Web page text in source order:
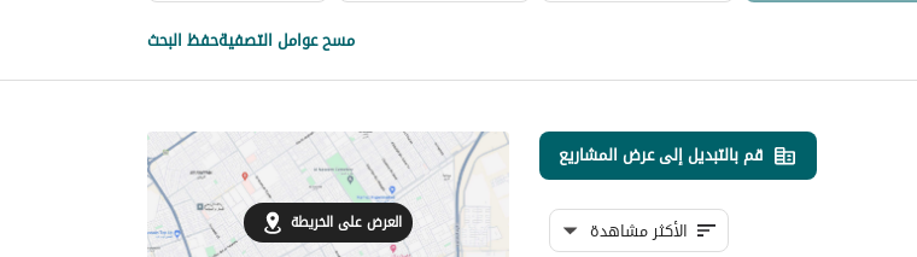
مسح عوامل التصفيةحفظ البحث
قم بالتبديل إلى عرض المشاريع
الأكثر مشاهدة العرض على الخريطة